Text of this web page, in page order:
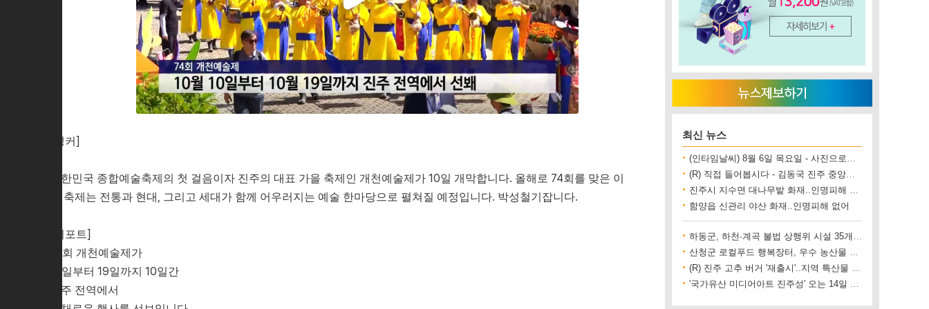
[앵커]
대한민국 종합예술축제의 첫 걸음이자 진주의 대표 가을 축제인 개천예술제가 10일 개막합니다. 올해로 74회를 맞은 이
번 축제는 전통과 현대, 그리고 세대가 함께 어우러지는 예술 한마당으로 펼쳐질 예정입니다. 박성철기잡니다.
[리포트]
74회 개천예술제가
10일부터 19일까지 10일간
진주 전역에서
최신 뉴스
(인타임날씨) 8월 6일 목요일 - 사진으로보는 날씨
(R) 직접 들어봅시다 - 김동국 진주 중앙시장 상인회장
진주시 지수면 대나무밭 화재..인명피해 없어
함양읍 신관리 야산 화재..인명피해 없어
하동군, 하천·계곡 불법 상행위 시설 35개소 철거
산청군 로컬푸드 행복장터, 우수 농산물 직거래 사업장 인증
(R) 진주 고추 버거 '재출시'..지역 특산물 홍보 기대
'국가유산 미디어아트 진주성' 오는 14일 개막